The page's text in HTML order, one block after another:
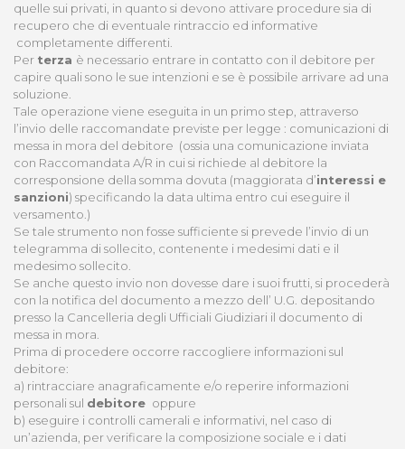
quelle sui privati, in quanto si devono attivare procedure sia di
recupero che di eventuale rintraccio ed informative
completamente differenti.
Per terza è necessario entrare in contatto con il debitore per
capire quali sono le sue intenzioni e se è possibile arrivare ad una
soluzione.
Tale operazione viene eseguita in un primo step, attraverso
l’invio delle raccomandate previste per legge : comunicazioni di
messa in mora del debitore (ossia una comunicazione inviata
con Raccomandata A/R in cui si richiede al debitore la
corresponsione della somma dovuta (maggiorata d’interessi e
sanzioni) specificando la data ultima entro cui eseguire il
versamento.)
Se tale strumento non fosse sufficiente si prevede l’invio di un
telegramma di sollecito, contenente i medesimi dati e il
medesimo sollecito.
Se anche questo invio non dovesse dare i suoi frutti, si procederà
con la notifica del documento a mezzo dell’ U.G. depositando
presso la Cancelleria degli Ufficiali Giudiziari il documento di
messa in mora.
Prima di procedere occorre raccogliere informazioni sul
debitore:
a) rintracciare anagraficamente e/o reperire informazioni
personali sul debitore oppure
b) eseguire i controlli camerali e informativi, nel caso di
un’azienda, per verificare la composizione sociale e i dati